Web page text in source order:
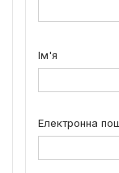
Ім'я
Електронна